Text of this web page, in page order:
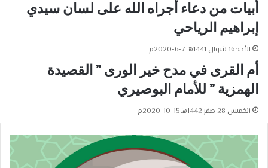
أبيات من دعاء أجراه الله على لسان سيدي
إبراهيم الرياحي
الأحد 16 شوال 1441هـ 7-6-2020م
أم القرى في مدح خير الورى ” القصيدة
الهمزية ” للأمام البوصيري
الخميس 28 صفر 1442هـ 15-10-2020م